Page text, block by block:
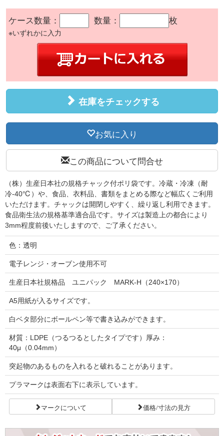
ケース数量： 数量： 枚
※いずれかに入力
在庫をチェックする
お気に入り
この商品について問合せ
（株）生産日本社の規格チャック付ポリ袋です。冷蔵・冷凍（耐
冷-40℃）や、食品、衣料品、書類をまとめる際など幅広くご利用
いただけます。チャックは開閉しやすく、繰り返し利用できます。
食品衛生法の規格基準適合品です。サイズは製造上の都合により
3mm程度前後いたしますので、ご了承ください。
色：透明
電子レンジ・オーブン使用不可
生産日本社規格品 ユニパック MARK-H（240×170）
A5用紙が入るサイズです。
白ベタ部分にボールペン等で書き込みができます。
材質：LDPE（つるつるとしたタイプです）厚み：
40μ（0.04mm）
突起物のあるものを入れると破れることがあります。
プラマークは表面右下に表示しています。
マークについて 価格/寸法の見方